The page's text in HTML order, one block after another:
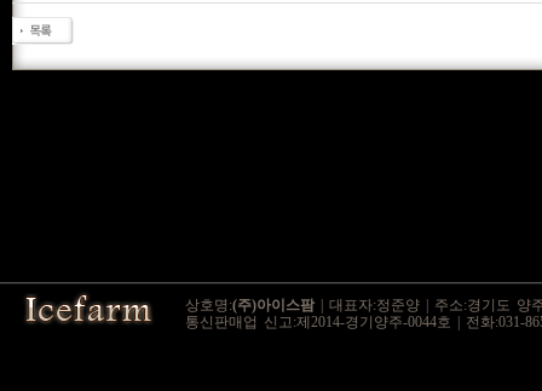
상호명:(주)아이스팜 | 대표자:정준양 | 주소:경기도 양
통신판매업 신고:제2014-경기양주-0044호 | 전화:031-